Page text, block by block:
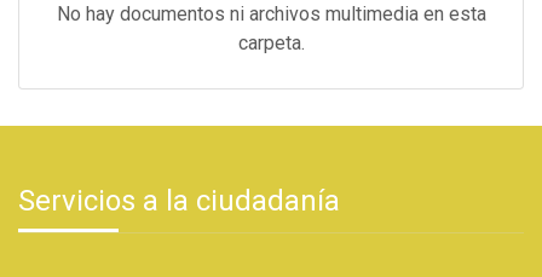
No hay documentos ni archivos multimedia en esta
carpeta.
Servicios a la ciudadanía